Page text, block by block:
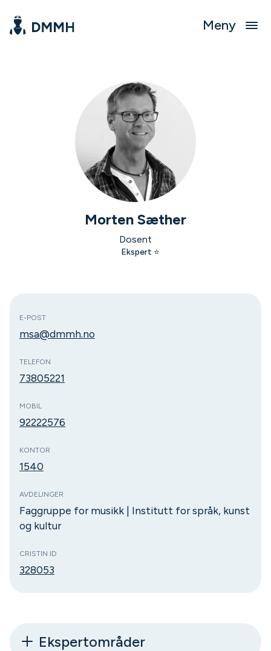
Meny
Morten Sæther
Dosent
Ekspert ⭐️
E-POST
msa@dmmh.no
TELEFON
73805221
MOBIL
92222576
KONTOR
1540
AVDELINGER
Faggruppe for musikk | Institutt for språk, kunst
og kultur
CRISTIN ID
328053
Ekspertområder